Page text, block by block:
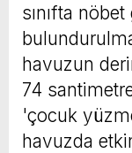
sınıfta
havuzun
74
'çocuk
havuzda